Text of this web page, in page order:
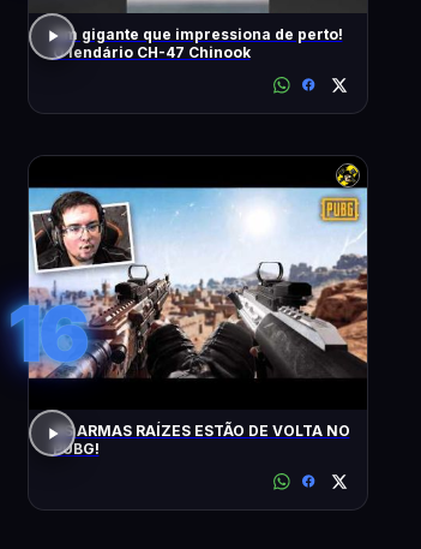
Um gigante que impressiona de perto!
O lendário CH-47 Chinook
16
AS ARMAS RAÍZES ESTÃO DE VOLTA NO
PUBG!